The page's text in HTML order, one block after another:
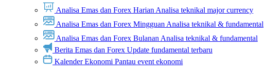
Analisa Emas dan Forex HarianAnalisa teknikal major currency
Analisa Emas dan Forex MingguanAnalisa teknikal & fundamental
Analisa Emas dan Forex BulananAnalisa teknikal & fundamental
Berita Emas dan Forex Update fundamental terbaru
Kalender Ekonomi Pantau event ekonomi